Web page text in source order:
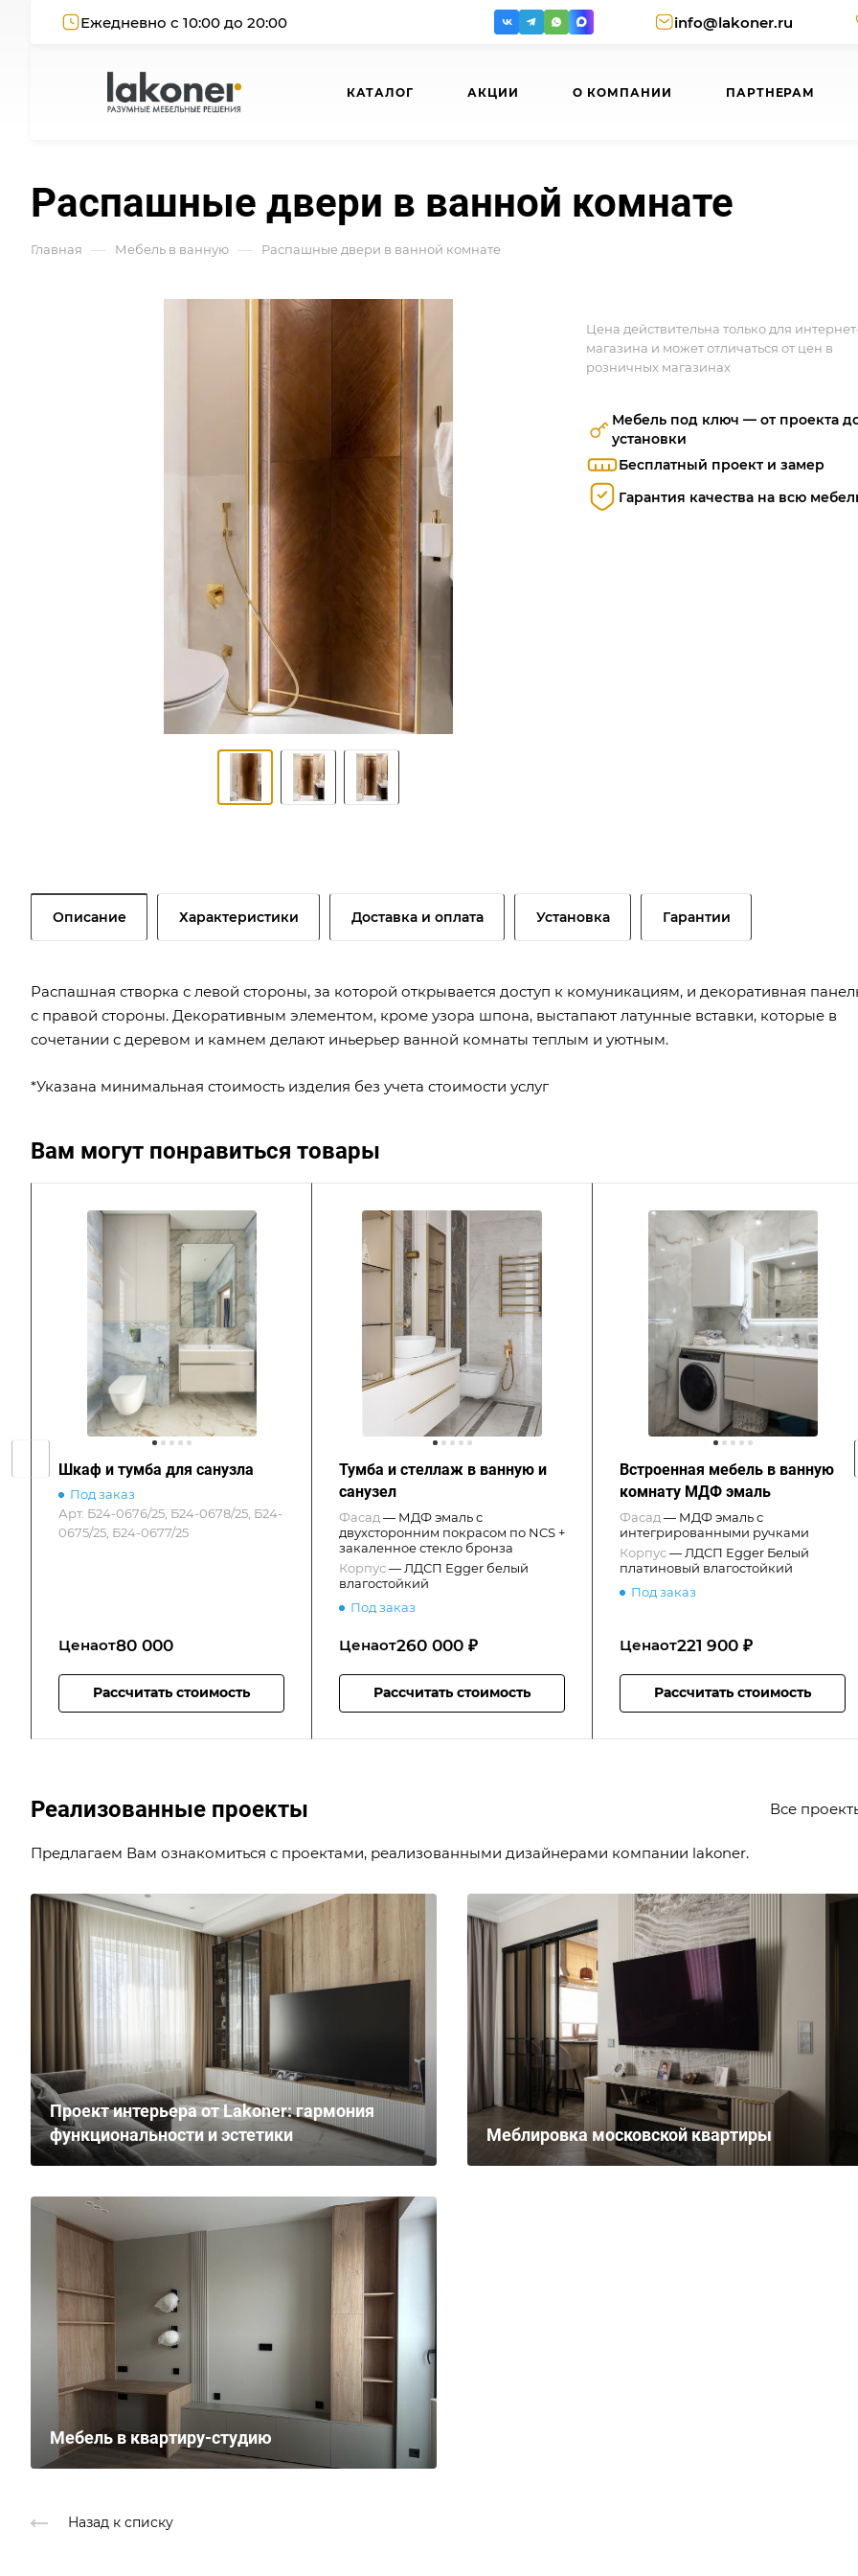
Ежедневно с 10:00 до 20:00 info@lakoner.ru
КАТАЛОГ АКЦИИ О КОМПАНИИ ПАРТНЕРАМ
Распашные двери в ванной комнате
Главная — Мебель в ванную — Распашные двери в ванной комнате
Цена действительна только для
магазина и может отличаться от цен в
розничных магазинах
Мебель под ключ — от проекта
установки
Бесплатный проект и замер
Гарантия качества на всю
Описание Характеристики Доставка и оплата Установка Гарантии
Распашная створка с левой стороны, за которой открывается доступ к комуникациям, и декоративная
с правой стороны. Декоративным элементом, кроме узора шпона, выстапают латунные вставки, которые в
сочетании с деревом и камнем делают иньерьер ванной комнаты теплым и уютным.
*Указана минимальная стоимость изделия без учета стоимости услуг
Вам могут понравиться товары
Шкаф и тумба для санузла
Под заказ
Арт. Б24-0676/25, Б24-0678/25, Б24-
0675/25, Б24-0677/25
Ценаот80 000
Рассчитать стоимость
Тумба и стеллаж в ванную и
санузел
Фасад — МДФ эмаль с
двухсторонним покрасом по NCS +
закаленное стекло бронза
Корпус— ЛДСП Egger белый
влагостойкий
Под заказ
Ценаот260 000 ₽
Рассчитать стоимость
Встроенная мебель в ванную
комнату МДФ эмаль
Фасад — МДФ эмаль с
интегрированными ручками
Корпус— ЛДСП Egger Белый
платиновый влагостойкий
Под заказ
Ценаот221 900 ₽
Рассчитать стоимость
Реализованные проекты Все
Предлагаем Вам ознакомиться с проектами, реализованными дизайнерами компании lakoner.
Проект интерьера от Lakoner: гармония
функциональности и эстетики
Меблировка московской квартиры
Мебель в квартиру-студию
Назад к списку